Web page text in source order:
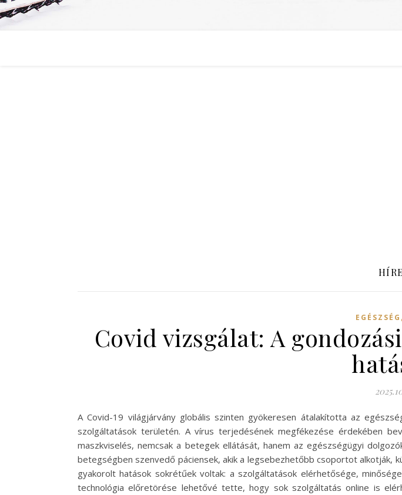
EGÉSZSÉG ,
Covid vizsgálat: A
A Covid-19 világjárvány globális szinten gyökeresen átalakította az
szolgáltatások területén. A vírus terjedésének megfékezése érdekében
maszkviselés, nemcsak a betegek ellátását, hanem az egészségügyi
betegségben szenvedő páciensek, akik a legsebezhetőbb csoportot alkotják,
gyakorolt hatások sokrétűek voltak: a szolgáltatások elérhetősége,
technológia előretörése lehetővé tette, hogy sok szolgáltatás online is